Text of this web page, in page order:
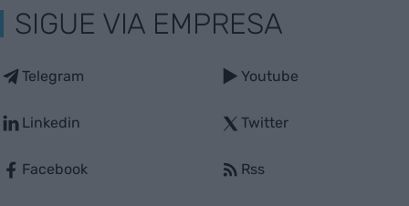
SIGUE VIA EMPRESA
Telegram
Linkedin
Facebook
Youtube
Twitter
Rss